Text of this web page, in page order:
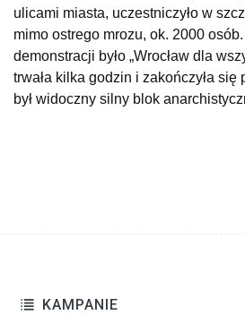
ulicami miasta, uczestniczyło w
mimo ostrego mrozu, ok. 2000 osób.
demonstracji było „Wrocław dla
trwała kilka godzin i zakończyła się
był widoczny silny blok
KAMPANIE